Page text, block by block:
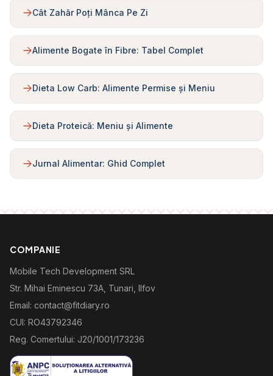
Cât Zahăr Poți Mânca Pe Zi
Alimente Bogate în Fibre: Tabel Complet
Dieta Low Carb: Alimente Permise și Meniu
Dieta Proteică: Meniu și Alimente
Jurnal Alimentar: Ghid Complet
COMPANIE
Mobile Tech Development SRL
Str. Mihai Eminescu 73A, Tunari, Ilfov
Email: contact@fitdiary.ro
CUI: RO43792346
Reg. Comertului: J20/1001/173236